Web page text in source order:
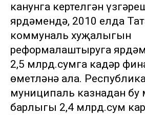
канунга кертелгән
ярдәмендә, 2010 елда
коммуналь хуҗалыгын
реформалаштыруга
2,5 млрд.сумга кадәр
өметләнә ала.
муниципаль казнадан бу
барлыгы 2,4 млрд.сум